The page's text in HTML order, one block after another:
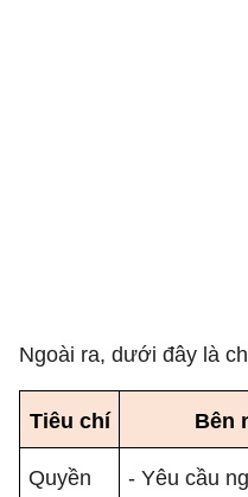
Ngoài ra, dưới đây là
Tiêu chí Bên
Quyền
- Yêu cầu